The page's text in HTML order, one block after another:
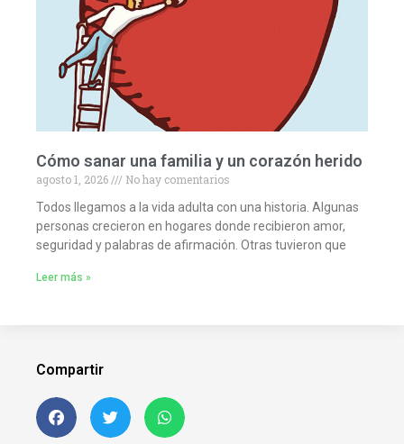
Cómo sanar una familia y un corazón herido
agosto 1, 2026
No hay comentarios
Todos llegamos a la vida adulta con una historia. Algunas
personas crecieron en hogares donde recibieron amor,
seguridad y palabras de afirmación. Otras tuvieron que
Leer más »
Compartir